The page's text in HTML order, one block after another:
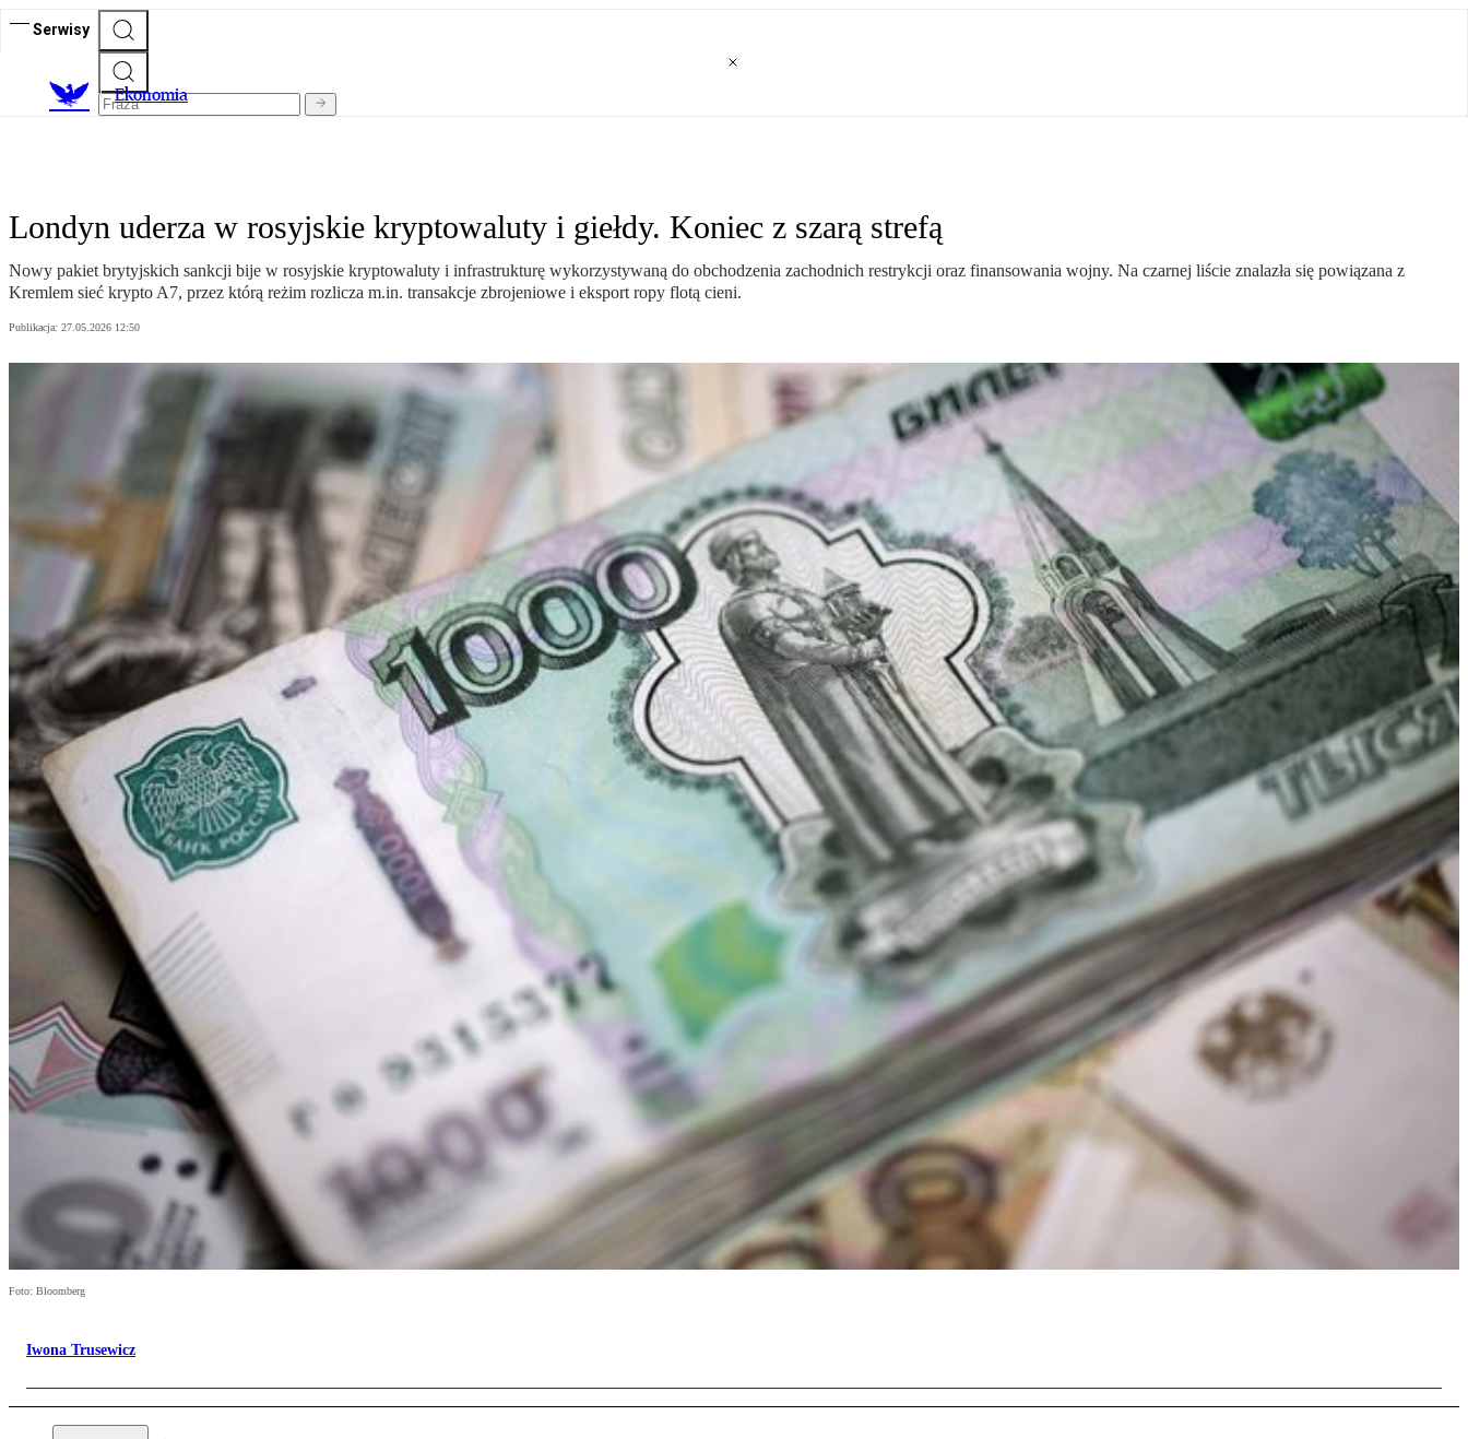
Serwisy
Ekonomia
Londyn uderza w rosyjskie kryptowaluty i giełdy. Koniec z szarą strefą
Nowy pakiet brytyjskich sankcji bije w rosyjskie kryptowaluty i infrastrukturę wykorzystywaną do obchodzenia zachodnich restrykcji oraz finansowania wojny. Na czarnej liście znalazła się powiązana z
Kremlem sieć krypto A7, przez którą reżim rozlicza m.in. transakcje zbrojeniowe i eksport ropy flotą cieni.
Publikacja: 27.05.2026 12:50
Foto: Bloomberg
Iwona Trusewicz